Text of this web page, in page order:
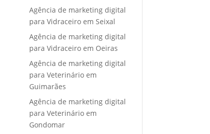
Agência de marketing digital
para Vidraceiro em Seixal
Agência de marketing digital
para Vidraceiro em Oeiras
Agência de marketing digital
para Veterinário em
Guimarães
Agência de marketing digital
para Veterinário em
Gondomar